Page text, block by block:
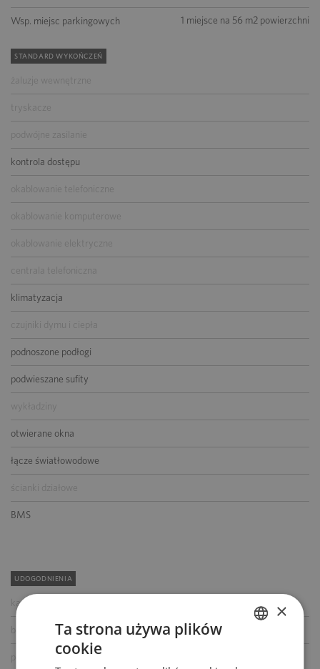
Wsp. miejsc parkingowych 1 miejsce na 56 m2 powierzchni
STANDARD WYKOŃCZEŃ
żaluzje wewnętrzne
tryskacze
podwójne zasilanie
kontrola dostępu
okablowanie telefoniczne
okablowanie komputerowe
okablowanie elektryczne
centrala telefoniczna
klimatyzacja
czujniki dymu i ciepła
podnoszone podłogi
podwieszane sufity
wykładziny
otwierane okna
łącze światłowodowe
ścianki działowe
BMS
UDOGODNIENIA
kawiarnia ×
Ta strona używa plików
cookie